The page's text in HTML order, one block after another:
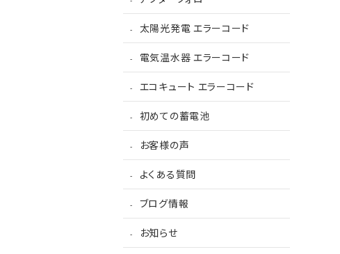
太陽光発電 エラーコード
電気温水器 エラーコード
エコキュート エラーコード
初めての蓄電池
お客様の声
よくある質問
ブログ情報
お知らせ